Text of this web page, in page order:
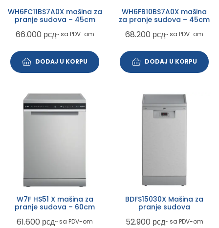
WH6FC11BS7A0X mašina za
pranje sudova – 45cm
66.000 рсд~ sa PDV-om
DODAJ U KORPU
WH6FB10BS7A0X mašina
za pranje sudova – 45cm
68.200 рсд~ sa PDV-om
DODAJ U KORPU
W7F HS51 X mašina za
pranje sudova – 60cm
61.600 рсд~ sa PDV-om
BDFS15030X Mašina za
pranje sudova
52.900 рсд~ sa PDV-om